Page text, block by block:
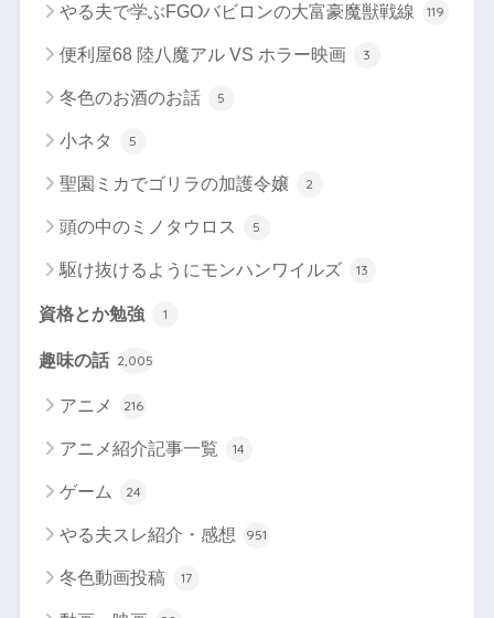
やる夫で学ぶFGOバビロンの大富豪魔獣戦線 119
便利屋68 陸八魔アル VS ホラー映画 3
冬色のお酒のお話 5
小ネタ 5
聖園ミカでゴリラの加護令嬢 2
頭の中のミノタウロス 5
駆け抜けるようにモンハンワイルズ 13
資格とか勉強 1
趣味の話 2,005
アニメ 216
アニメ紹介記事一覧 14
ゲーム 24
やる夫スレ紹介・感想 951
冬色動画投稿 17